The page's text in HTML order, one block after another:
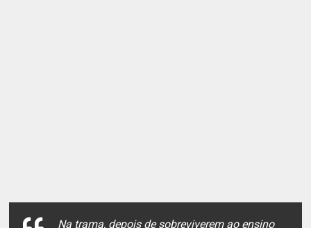
Na trama, depois de sobreviverem ao ensino